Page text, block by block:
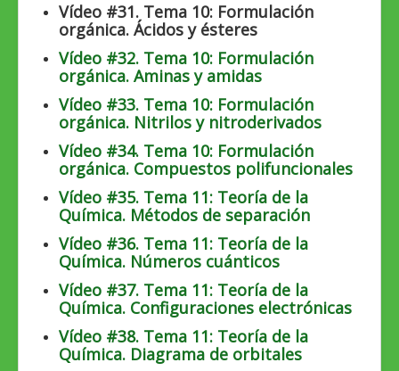
Vídeo #31. Tema 10: Formulación
orgánica. Ácidos y ésteres
Vídeo #32. Tema 10: Formulación
orgánica. Aminas y amidas
Vídeo #33. Tema 10: Formulación
orgánica. Nitrilos y nitroderivados
Vídeo #34. Tema 10: Formulación
orgánica. Compuestos polifuncionales
Vídeo #35. Tema 11: Teoría de la
Química. Métodos de separación
Vídeo #36. Tema 11: Teoría de la
Química. Números cuánticos
Vídeo #37. Tema 11: Teoría de la
Química. Configuraciones electrónicas
Vídeo #38. Tema 11: Teoría de la
Química. Diagrama de orbitales